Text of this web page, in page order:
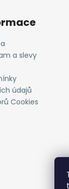
a slevy
údajů
Cookies